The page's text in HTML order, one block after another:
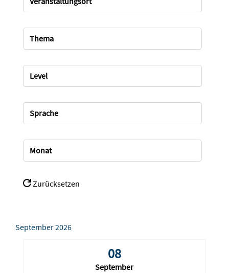
Thema
Level
Sprache
Monat
Zurücksetzen
September 2026
08
September